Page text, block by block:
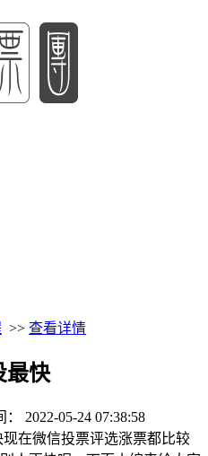
>> 查看详情
最快
： 2022-05-24 07:38:58
在微信投票评选涨票都比较